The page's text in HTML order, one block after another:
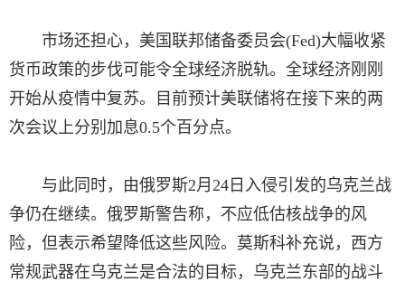
市场还担心，美国联邦储备委员会(Fed)大幅收紧
货币政策的步伐可能令全球经济脱轨。全球经济刚刚
开始从疫情中复苏。目前预计美联储将在接下来的两
次会议上分别加息0.5个百分点。
与此同时，由俄罗斯2月24日入侵引发的乌克兰战
争仍在继续。俄罗斯警告称，不应低估核战争的风
险，但表示希望降低这些风险。莫斯科补充说，西方
常规武器在乌克兰是合法的目标，乌克兰东部的战斗